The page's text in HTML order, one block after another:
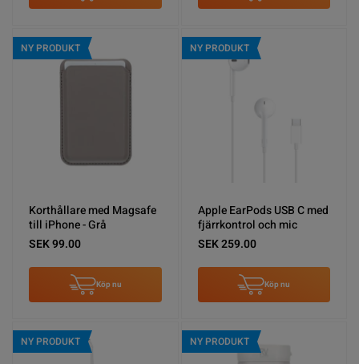
NY PRODUKT
Korthållare med Magsafe
till iPhone - Grå
SEK 99.00
Köp nu
NY PRODUKT
Apple EarPods USB C med
fjärrkontrol och mic
SEK 259.00
Köp nu
NY PRODUKT NY PRODUKT